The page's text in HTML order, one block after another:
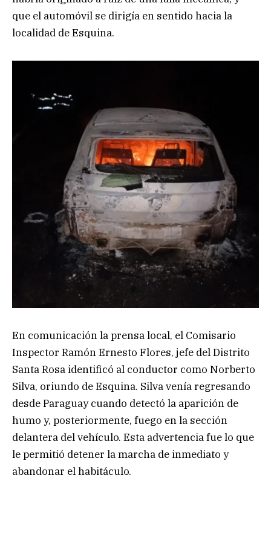
que el automóvil se dirigía en sentido hacia la
localidad de Esquina.
En comunicación la prensa local, el Comisario
Inspector Ramón Ernesto Flores, jefe del Distrito
Santa Rosa identificó al conductor como Norberto
Silva, oriundo de Esquina. Silva venía regresando
desde Paraguay cuando detectó la aparición de
humo y, posteriormente, fuego en la sección
delantera del vehículo. Esta advertencia fue lo que
le permitió detener la marcha de inmediato y
abandonar el habitáculo.